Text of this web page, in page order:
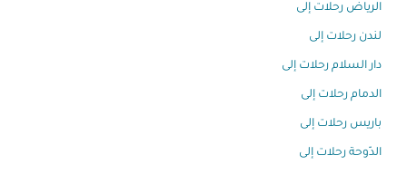
الرياض رحلات إلى
لندن رحلات إلى
دار السلام رحلات إلى
الدمام رحلات إلى
باريس رحلات إلى
الدّوحة رحلات إلى